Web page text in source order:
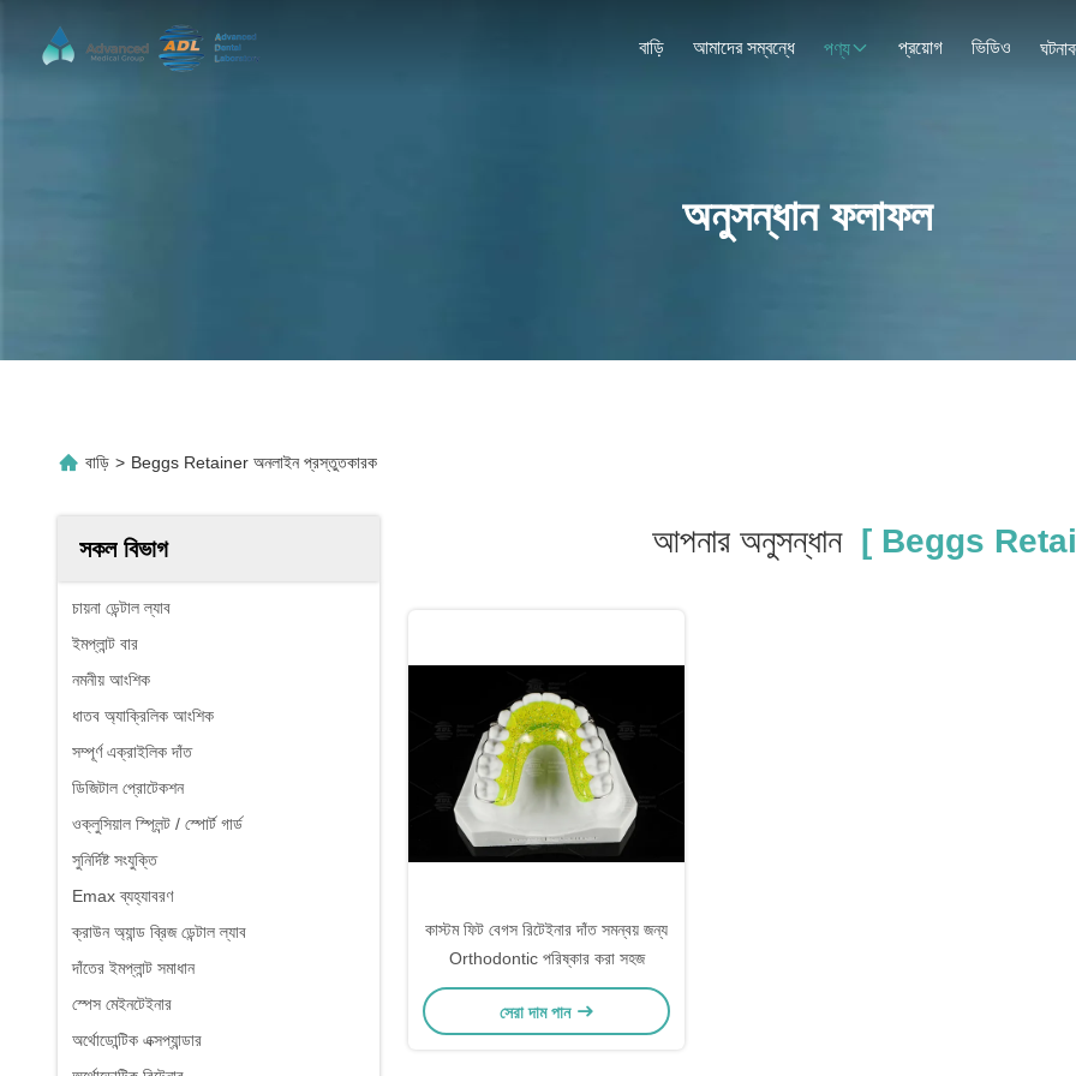
বাড়ি আমাদের সম্বন্ধে পণ্য প্রয়োগ ভিডিও
অনুসন্ধান ফলাফল
বাড়ি > Beggs Retainer অনলাইন প্রস্তুতকারক
সকল বিভাগ
চায়না ডেন্টাল ল্যাব
ইমপ্লান্ট বার
নমনীয় আংশিক
ধাতব অ্যাক্রিলিক আংশিক
সম্পূর্ণ এক্রাইলিক দাঁত
ডিজিটাল প্রোটেকশন
ওক্লুসিয়াল স্প্লিন্ট / স্পোর্ট গার্ড
সুনির্দিষ্ট সংযুক্তি
Emax ব্যহ্যাবরণ
ক্রাউন অ্যান্ড ব্রিজ ডেন্টাল ল্যাব
দাঁতের ইমপ্লান্ট সমাধান
স্পেস মেইনটেইনার
অর্থোডোন্টিক এক্সপ্যান্ডার
আপনার অনুসন্ধান[ Beggs
কাস্টম ফিট বেগস রিটেইনার দাঁত সমন্বয় জন্য
Orthodontic পরিষ্কার করা সহজ
সেরা দাম পান